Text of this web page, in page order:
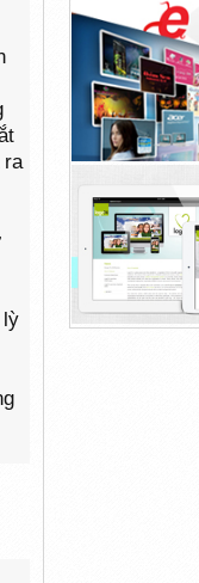
ra
lỳ